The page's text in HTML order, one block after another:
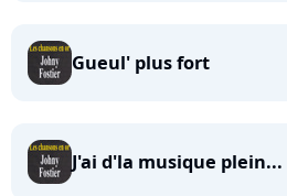
Gueul' plus fort
J'ai d'la musique plein...